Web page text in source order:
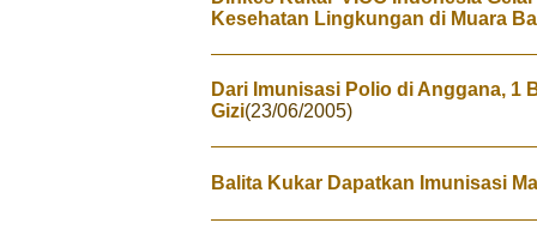
Kesehatan Lingkungan di Muara
Dari Imunisasi Polio di Anggana, 1
Gizi(23/06/2005)
Balita Kukar Dapatkan Imunisasi